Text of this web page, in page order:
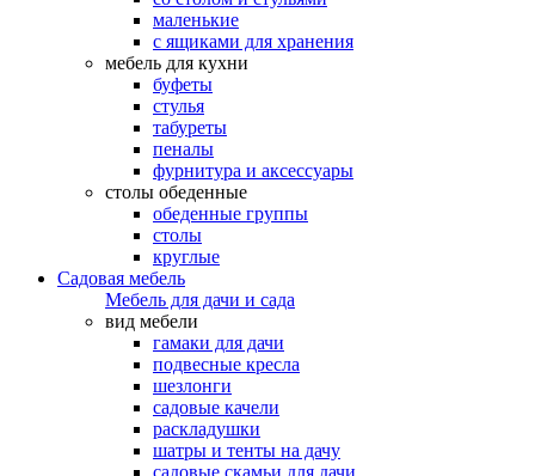
маленькие
с ящиками для хранения
мебель для кухни
буфеты
стулья
табуреты
пеналы
фурнитура и аксессуары
столы обеденные
обеденные группы
столы
круглые
Садовая мебель
Мебель для дачи и сада
вид мебели
гамаки для дачи
подвесные кресла
шезлонги
садовые качели
раскладушки
шатры и тенты на дачу
садовые скамьи для дачи